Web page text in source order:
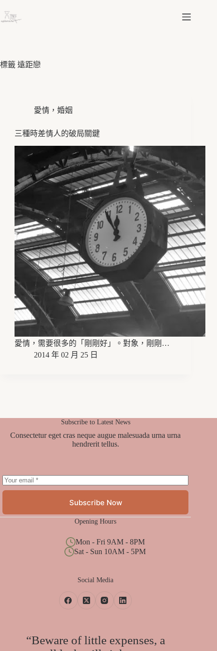
至
容
標籤 遠距戀
愛情，婚姻
三種時差情人的破局關鍵
愛情，需要很多的「剛剛好」。對象，剛剛…
2014 年 02 月 25 日
Subscribe to Latest News
Consectetur eget cras neque augue malesuada urna urna
hendrerit tellus.
Subscribe Now
Opening Hours
Mon - Fri 9AM - 8PM
Sat - Sun 10AM - 5PM
Social Media
“Beware of little expenses, a